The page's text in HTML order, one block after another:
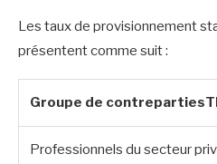
Les taux de provisionnement
présentent comme suit :
Groupe de
Professionnels du secteur